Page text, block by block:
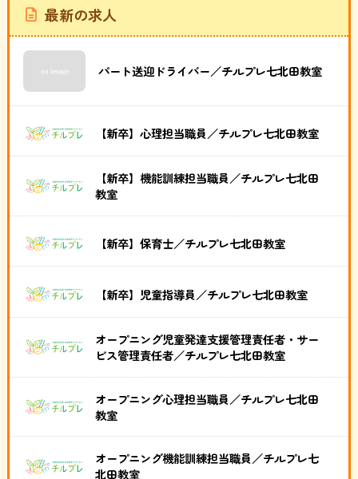
最新の求人
パート送迎ドライバー／チルプレ七北田教室
【新卒】心理担当職員／チルプレ七北田教室
【新卒】機能訓練担当職員／チルプレ七北田
教室
【新卒】保育士／チルプレ七北田教室
【新卒】児童指導員／チルプレ七北田教室
オープニング児童発達支援管理責任者・サー
ビス管理責任者／チルプレ七北田教室
オープニング心理担当職員／チルプレ七北田
教室
オープニング機能訓練担当職員／チルプレ七
北田教室